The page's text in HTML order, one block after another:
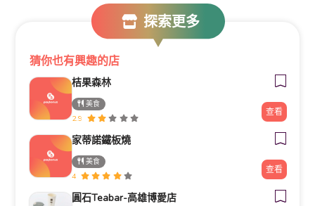
探索更多
猜你也有興趣的店
桔果森林
美食
2.9
查看
家蒂諾鐵板燒
美食
4
查看
圓石Teabar-高雄博愛店